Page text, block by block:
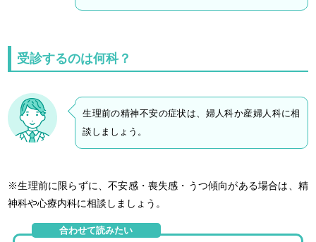
受診するのは何科？
生理前の精神不安の症状は、婦人科か産婦人科に相
談しましょう。
※生理前に限らずに、不安感・喪失感・うつ傾向がある場合は、精
神科や心療内科に相談しましょう。
合わせて読みたい